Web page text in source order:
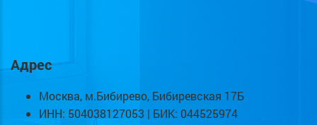
Адрес
Москва, м.Бибирево, Бибиревская 17Б
ИНН: 504038127053 | БИК: 044525974